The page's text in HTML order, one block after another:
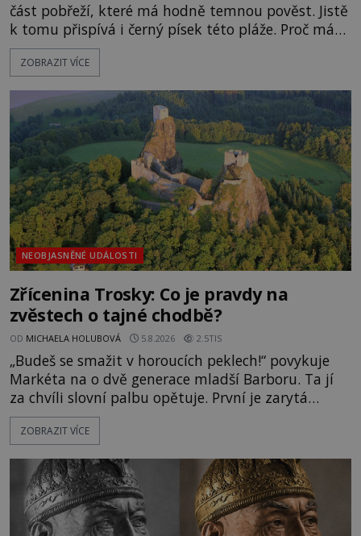
část pobřeží, které má hodně temnou pověst. Jistě
k tomu přispívá i černý písek této pláže. Proč má
pláž takové netypické zbarvení? Nakolik jsou
pravdivé historky, že zde došlo k nevysvětlitelným
následovat. Vstupujeme na pláž Dumas ve městě
Surat. Gu
ZOBRAZIT VÍCE
NEOBJASNĚNÉ UDÁLOSTI
Zřícenina Trosky: Co je pravdy na
zvěstech o tajné chodbě?
OD MICHAELA HOLUBOVÁ 5.8.2026 2.5TIS
„Budeš se smažit v horoucích peklech!“ povykuje
Markéta na o dvě generace mladší Barboru. Ta jí
za chvíli slovní palbu opětuje. První je zarytá
katolička, druhá přesvědčená kališnice. A každá z
nich se usídlí na jedné z věží slavného hradu
mezi vůdce protihusitského boje. Za manželku má
skutečně jistou
ZOBRAZIT VÍCE